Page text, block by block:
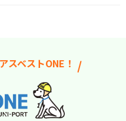
スベストONE！